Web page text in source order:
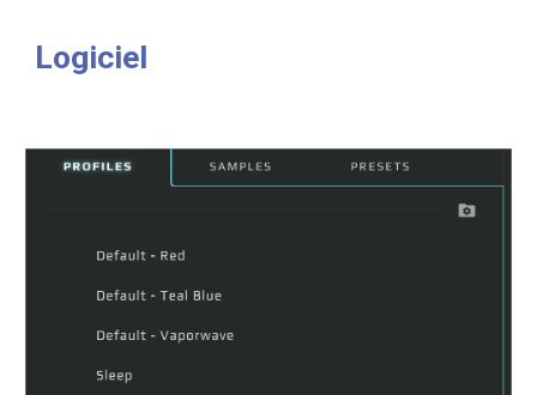
Logiciel